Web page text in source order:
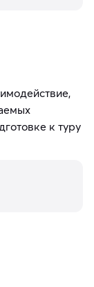
к туру